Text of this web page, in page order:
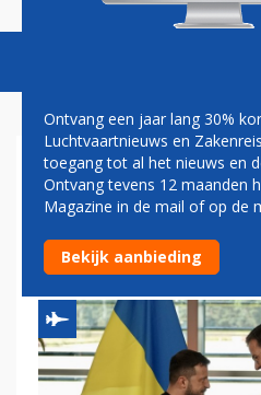
NEDERLAND
DEFINITIEF
OEKRAÏNE
Ontvang een jaar lang 30%
Luchtvaartnieuws en
toegang tot al het nieuws en
Ontvang tevens 12 maanden
Magazine in de mail of op de
Bekijk aanbieding